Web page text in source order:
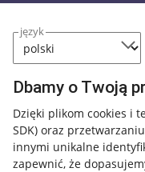
język
Dbamy o Twoją
Dzięki plikom cookies i
SDK) oraz
innymi unikalne
zapewnić, że